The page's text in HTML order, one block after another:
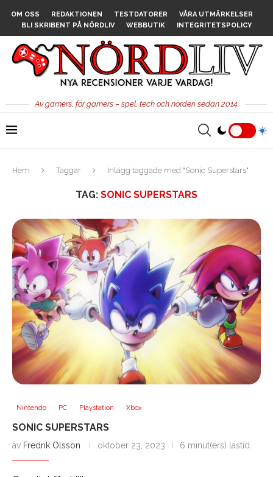
OM OSS REDAKTIONEN TESTDATORER
VÅRA UTMÄRKELSER
BLI SKRIBENT PÅ NÖRDLIV
WEBBUTIK INTEGRITETSPOLICY
Av gamers, för gamers – spel, tech och nörderi sedan 2014.
Hem Taggar Inlägg taggade med "Sonic Superstars"
TAG: SONIC SUPERSTARS
Nintendo PC Playstation Xbox
SONIC SUPERSTARS
av Fredrik Olsson oktober 23, 2023 6 minut(ers) lästid